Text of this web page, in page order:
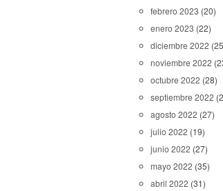
febrero 2023 (20)
enero 2023 (22)
diciembre 2022
noviembre 2022
octubre 2022 (28)
septiembre 2022
agosto 2022 (27)
julio 2022 (19)
junio 2022 (27)
mayo 2022 (35)
abril 2022 (31)